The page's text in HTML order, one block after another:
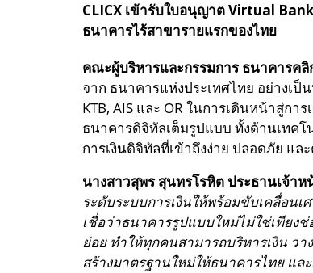
CLICX เข้ารับใบอนุญาต Virtual
ธนาคารไร้สาขารายแรกของไทย
คณะผู้บริหารและกรรมการ ธนาคารค
จาก ธนาคารแห่งประเทศไทย อย่างเ
KTB, AIS และ OR ในการเดินหน้าสู่ก
ธนาคารดิจิทัลเต็มรูปแบบ ทั้งด้านเทค
การเงินดิจิทัลที่เข้าถึงง่าย ปลอดภัย แ
นางสาวสุพร สุนทรโรหิต ประธานเจ้า
ระดับระบบการเงินให้พร้อมขับเคลื่อน
เชื่อว่าธนาคารรูปแบบใหม่ไม่ใช่เพียง
ย่อย ทำให้ทุกคนสามารถบริหารเงิน วา
สร้างมาตรฐานใหม่ให้ธนาคารไทย แล